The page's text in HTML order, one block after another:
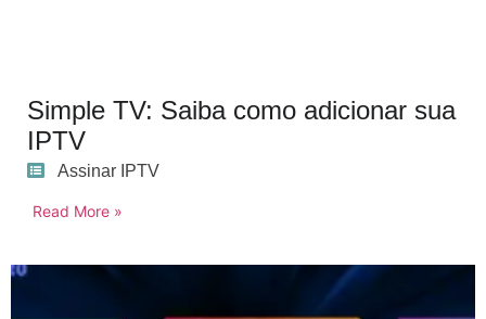
Simple TV: Saiba como adicionar sua
IPTV
Assinar IPTV
Read More »